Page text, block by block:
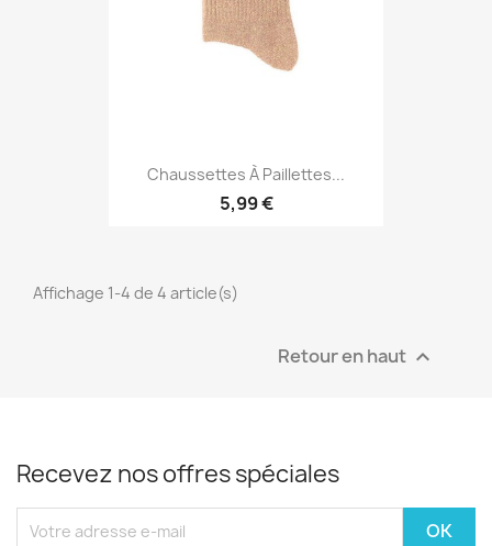
Chaussettes À Paillettes...
5,99 €
Affichage 1-4 de 4 article(s)
Retour en haut 
Recevez nos offres spéciales